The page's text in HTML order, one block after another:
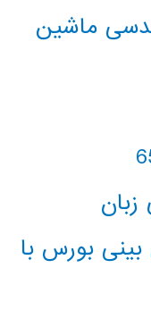
ماشین
بورس با